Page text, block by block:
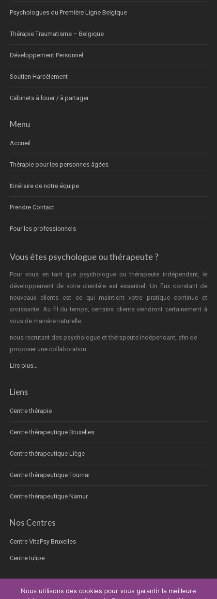
Psychologues du Première Ligne Belgique
Thérapie Traumatisme – Belgique
Développement Personnel
Soutien Harcèlement
Cabinets à louer / à partager
Menu
Accueil
Thérapie pour les personnes âgées
Itinéraire de notre équipe
Prendre Contact
Pour les professionnels
Vous êtes psychologue ou thérapeute ?
Pour vous en tant que psychologue ou thérapeute indépendant, le
développement de votre clientèle est essentiel. Un flux constant de
nouveaux clients est ce qui maintient votre pratique continue et
croissante. Au fil du temps, certains clients viendront certainement à
vous de manière naturelle.
nous recrutant des psychologue et thérapeute indépendant, afin de
proposer une collaboration.
Lire plus…
Liens
Centre thérapie
Centre thérapeutique Bruxelles
Centre thérapeutique Liège
Centre thérapeutique Tournai
Centre thérapeutique Namur
Nos Centres
Centre VitaPsy Bruxelles
Centre tulipe
Nous utilisons des cookies pour vous garantir la meilleure